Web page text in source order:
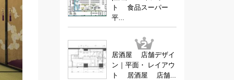
ト 食品スーパー
平...
居酒屋 店舗デザイ
ン｜平面・ レイアウ
ト 居酒屋 店舗...